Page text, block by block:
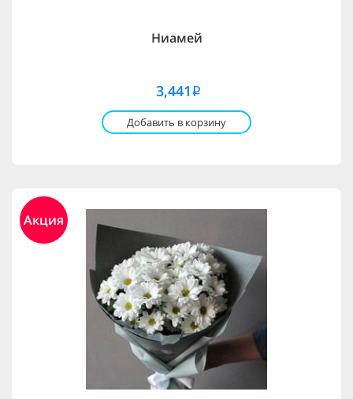
Ниамей
3,441 i
Добавить в корзину
Акция